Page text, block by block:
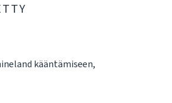
kääntämiseen,